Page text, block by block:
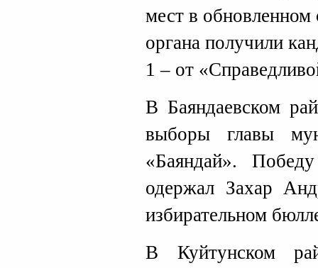
мест в обновленном
органа получили
1 – от
В Баяндаевском
выборы главы
«Баяндай».
одержал Захар
избирательном
В Куйтунском